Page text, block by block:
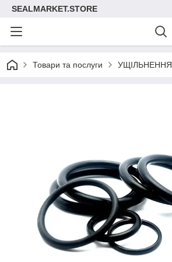
SEALMARKET.STORE
Товари та послуги УЩІЛЬНЕННЯ